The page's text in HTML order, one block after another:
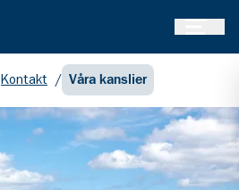
Kontakt / Våra kanslier